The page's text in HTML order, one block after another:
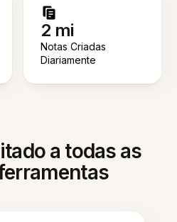
2 mi
Notas Criadas
Diariamente
a todas as